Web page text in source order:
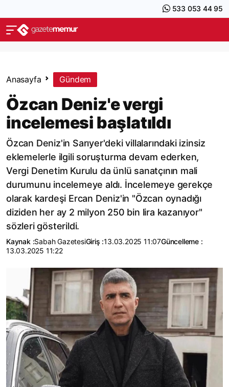
533 053 44 95
Anasayfa Gündem
Özcan Deniz'e vergi
incelemesi başlatıldı
Özcan Deniz'in Sarıyer'deki villalarındaki izinsiz
eklemelerle ilgili soruşturma devam ederken,
Vergi Denetim Kurulu da ünlü sanatçının mali
durumunu incelemeye aldı. İncelemeye gerekçe
olarak kardeşi Ercan Deniz'in "Özcan oynadığı
diziden her ay 2 milyon 250 bin lira kazanıyor"
sözleri gösterildi.
Kaynak :Sabah GazetesiGiriş :13.03.2025 11:07Güncelleme :
13.03.2025 11:22